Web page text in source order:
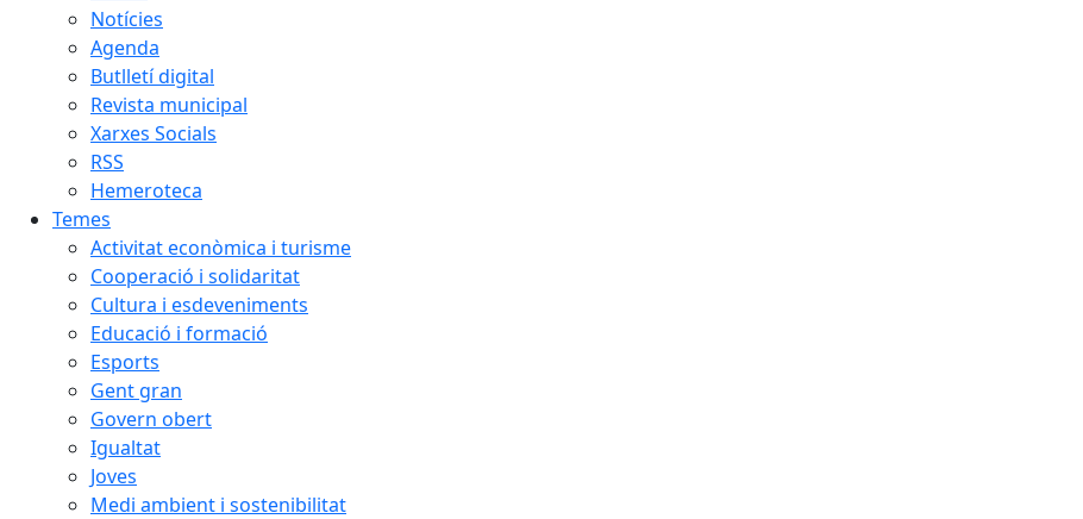
Notícies
Agenda
Butlletí digital
Revista municipal
Xarxes Socials
RSS
Hemeroteca
Temes
Activitat econòmica i turisme
Cooperació i solidaritat
Cultura i esdeveniments
Educació i formació
Esports
Gent gran
Govern obert
Igualtat
Joves
Medi ambient i sostenibilitat